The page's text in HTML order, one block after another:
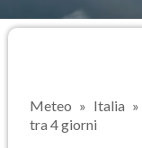
Meteo Italia
tra 4 giorni